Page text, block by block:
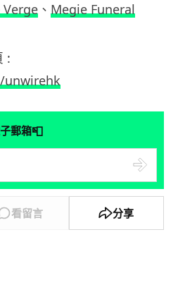
Verge 、 Megie Funeral
:
郵箱📮
看留言 分享